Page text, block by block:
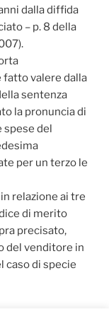
dalla diffida
– p. 8 della
fatto valere dalla
sentenza
la pronuncia di
spese del
per un terzo le
relazione ai tre
di merito
precisato,
del venditore in
caso di specie